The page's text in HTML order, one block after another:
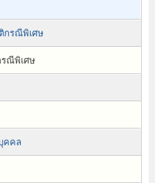
กรณีพิเศษ
ณีพิเศษ
คคล